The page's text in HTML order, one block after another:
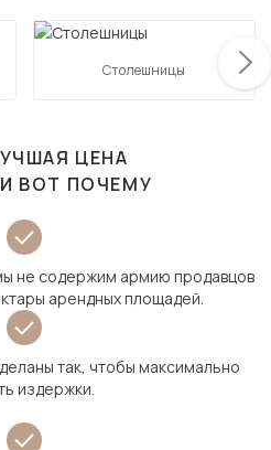
Столешницы
ЦЕНА
ВОТ ПОЧЕМУ
не содержим армию продавцов
арендных площадей.
так, чтобы максимально
издержки.